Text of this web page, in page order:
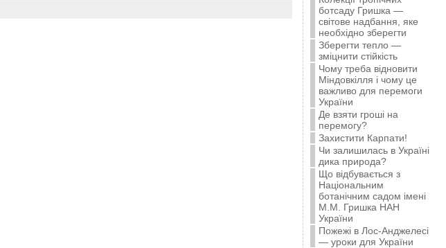
ботсаду Гришка —
світове надбання, яке
необхідно зберегти
Зберегти тепло —
зміцнити стійкість
Чому треба відновити
Міндовкілля і чому це
важливо для перемоги
України
Де взяти гроші на
перемогу?
Захистити Карпати!
Чи залишилась в Україні
дика природа?
Що відбувається з
Національним
ботанічним садом імені
М.М. Гришка НАН
України
Пожежі в Лос-Анджелесі
— уроки для України